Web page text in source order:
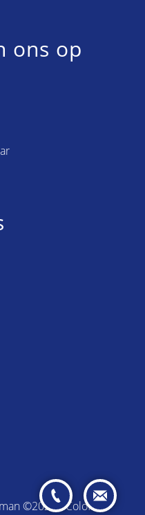
ons op
©2026 /Colofon